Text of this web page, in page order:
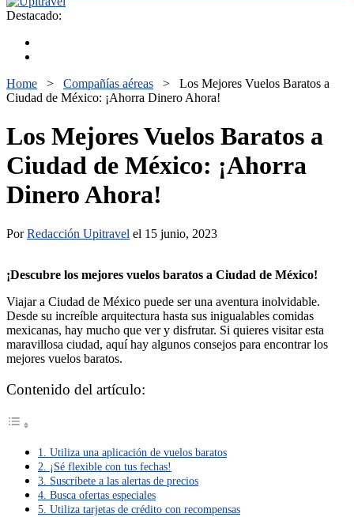
Destacado:
Home > Compañías aéreas > Los Mejores Vuelos Baratos a
Ciudad de México: ¡Ahorra Dinero Ahora!
Los Mejores Vuelos Baratos a
Ciudad de México: ¡Ahorra
Dinero Ahora!
PorRedacción Upitravel el 15 junio, 2023
¡Descubre los mejores vuelos baratos a Ciudad de México!
Viajar a Ciudad de México puede ser una aventura inolvidable.
Desde su increíble arquitectura hasta sus inigualables comidas
mexicanas, hay mucho que ver y disfrutar. Si quieres visitar esta
maravillosa ciudad, aquí hay algunos consejos para encontrar los
mejores vuelos baratos.
Contenido del artículo:
1. Utiliza una aplicación de vuelos baratos
2. ¡Sé flexible con tus fechas!
3. Suscríbete a las alertas de precios
4. Busca ofertas especiales
5. Utiliza tarjetas de crédito con recompensas